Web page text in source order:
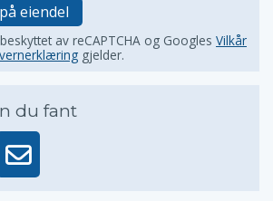
eiendel
av reCAPTCHA og Googles Vilkår
gjelder.
du fant